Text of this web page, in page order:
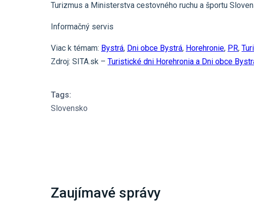
Turizmus a Ministerstva cestovného ruchu a športu
Informačný servis
Viac k témam: Bystrá, Dni obce Bystrá, Horehronie, PR,
Zdroj: SITA.sk – Turistické dni Horehronia a Dni obce
Tags:
Slovensko
Zaujímavé správy